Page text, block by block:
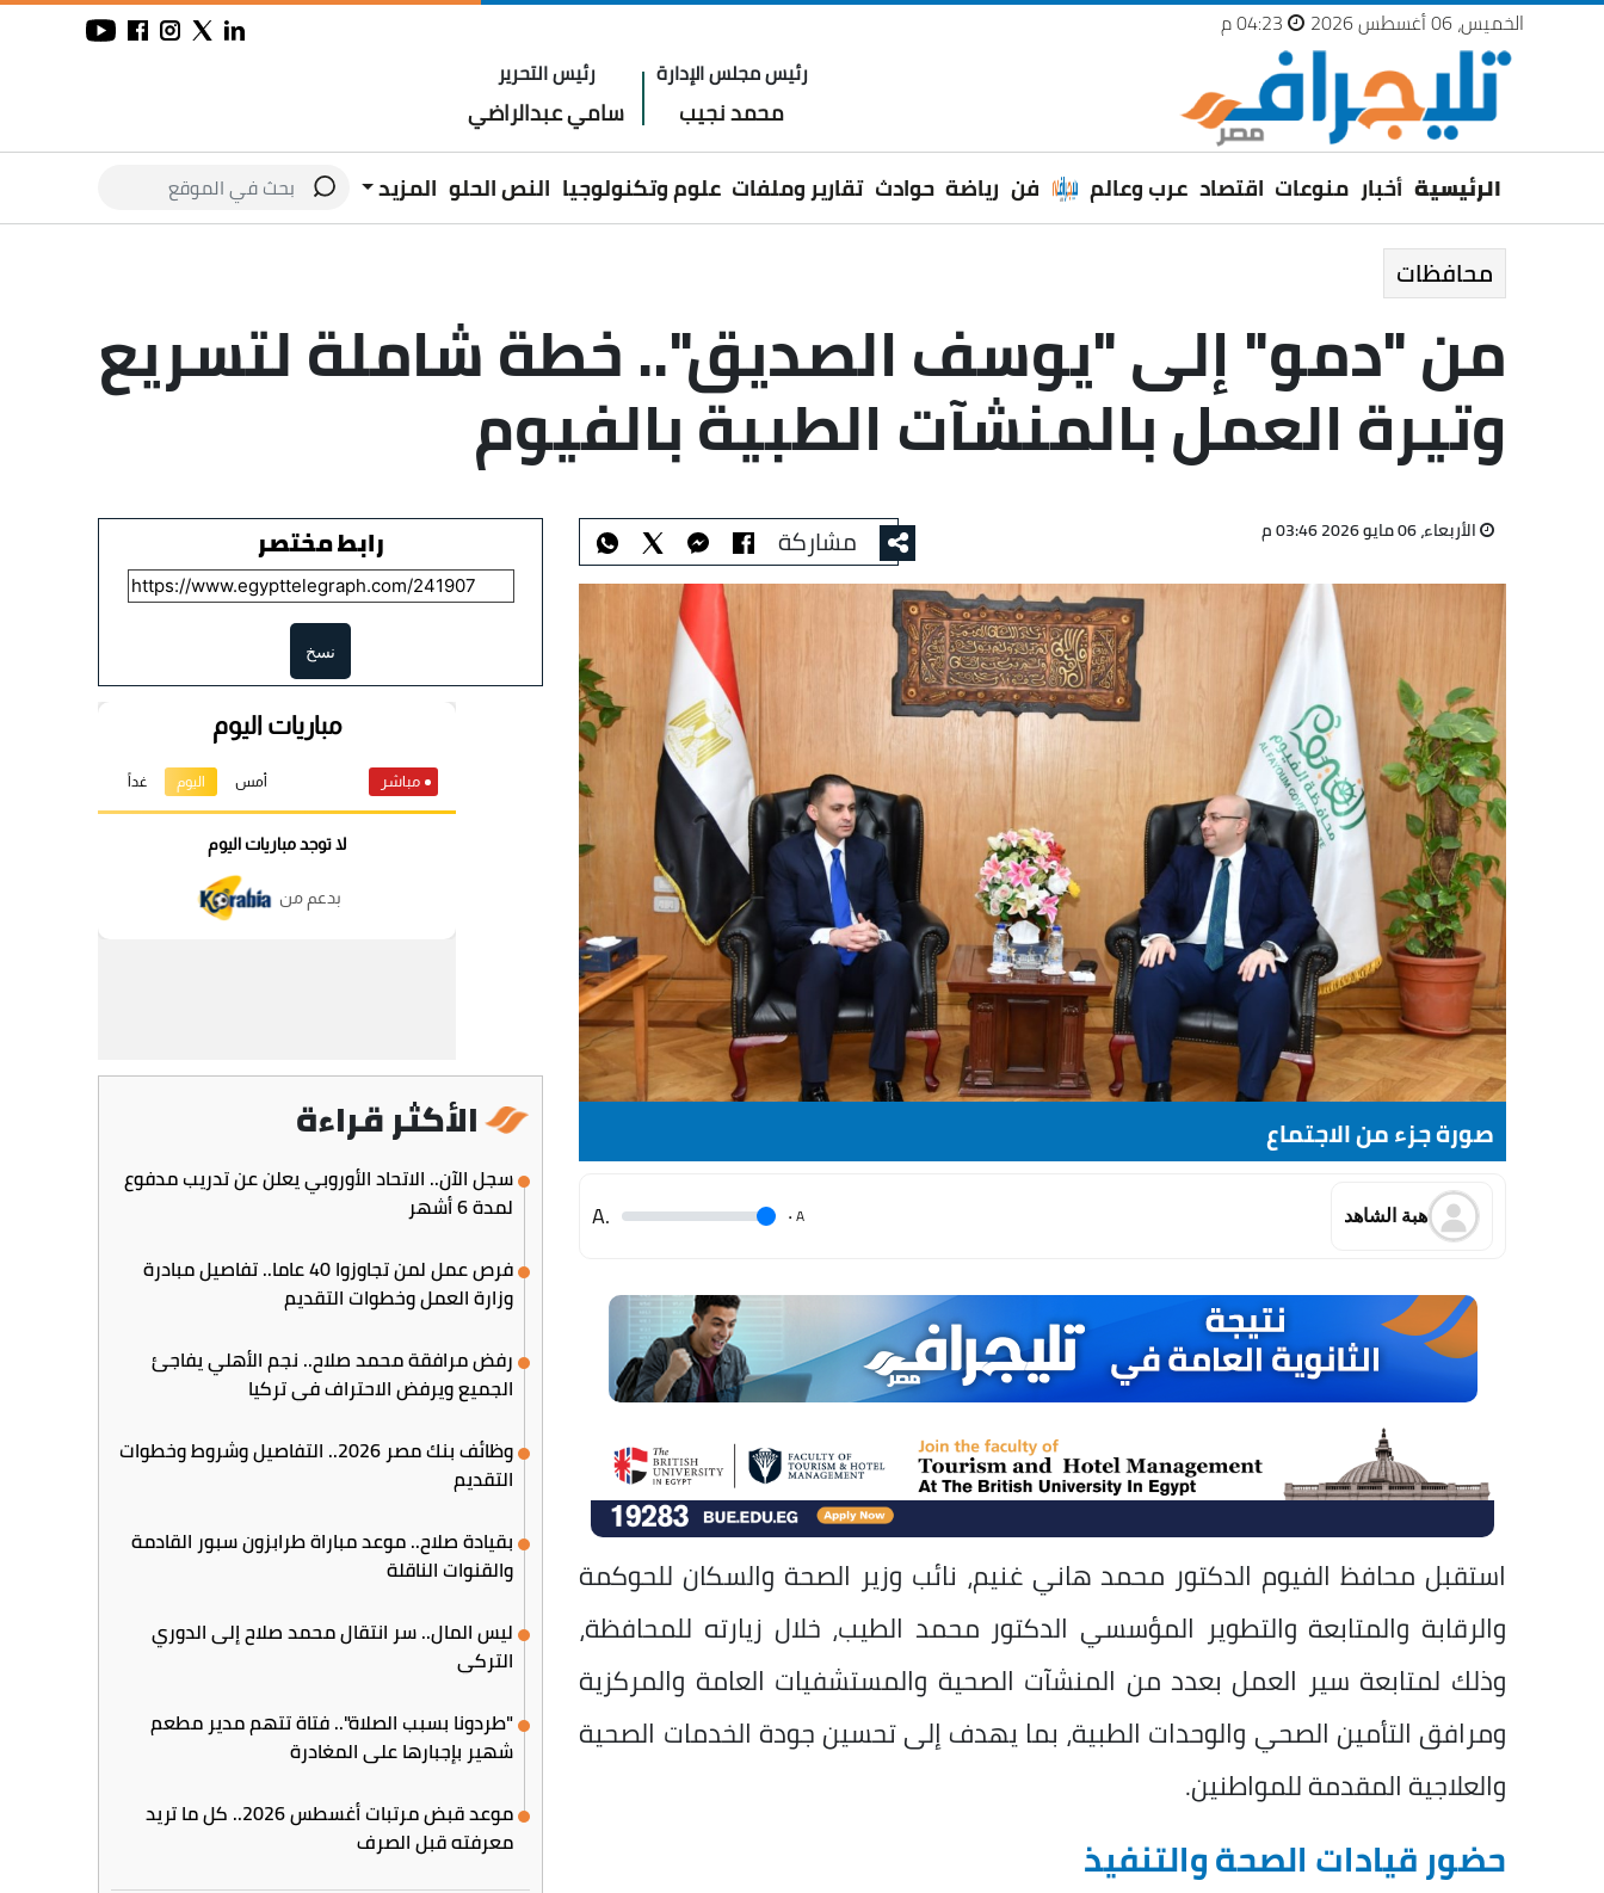
الخميس، 06 أغسطس 2026
رئيس مجلس الإدارة
محمد نجيب
رئيس التحرير
سامي عبدالراضي
الرئيسية أخبار منوعات اقتصاد عرب وعالم فن رياضة حوادث تقارير وملفات علوم وتكنولوجيا النص الحلو المزيد
محافظات
من "دمو" إلى "يوسف الصديق".. خطة شاملة لتسريع
وتيرة العمل بالمنشآت الطبية بالفيوم
الأربعاء، 06 مايو 2026 03:46 م مشاركة
صورة جزء من الاجتماع
هبة الشاهد A
.
.A
استقبل محافظ الفيوم الدكتور محمد هاني غنيم، نائب وزير الصحة والسكان للحوكمة
والرقابة والمتابعة والتطوير المؤسسي الدكتور محمد الطيب، خلال زيارته للمحافظة،
وذلك لمتابعة سير العمل بعدد من المنشآت الصحية والمستشفيات العامة والمركزية
ومرافق التأمين الصحي والوحدات الطبية، بما يهدف إلى تحسين جودة الخدمات الصحية
والعلاجية المقدمة للمواطنين.
حضور قيادات الصحة والتنفيذ
رابط مختصر
نسخ
الأكثر قراءة
سجل الآن.. الاتحاد الأوروبي يعلن عن تدريب مدفوع
لمدة 6 أشهر
فرص عمل لمن تجاوزوا 40 عاما.. تفاصيل مبادرة
وزارة العمل وخطوات التقديم
رفض مرافقة محمد صلاح.. نجم الأهلي يفاجئ
الجميع ويرفض الاحتراف في تركيا
وظائف بنك مصر 2026.. التفاصيل وشروط وخطوات
التقديم
بقيادة صلاح.. موعد مباراة طرابزون سبور القادمة
والقنوات الناقلة
ليس المال.. سر انتقال محمد صلاح إلى الدوري
التركي
"طردونا بسبب الصلاة".. فتاة تتهم مدير مطعم
شهير بإجبارها على المغادرة
موعد قبض مرتبات أغسطس 2026.. كل ما تريد
معرفته قبل الصرف